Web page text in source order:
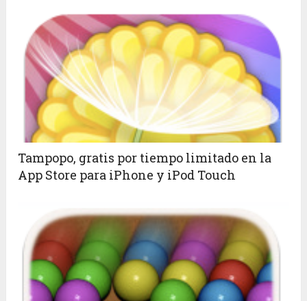
Tampopo, gratis por tiempo limitado en la
App Store para iPhone y iPod Touch